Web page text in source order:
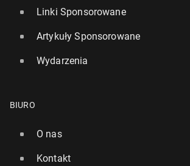
Linki Sponsorowane
Artykuły Sponsorowane
Wydarzenia
BIURO
O nas
Kontakt